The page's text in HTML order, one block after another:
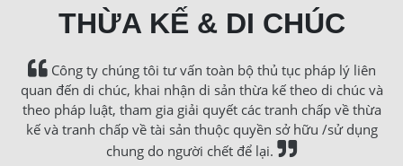
THỪA KẾ & DI CHÚC
Công ty chúng tôi tư vấn toàn bộ thủ tục pháp lý liên
quan đến di chúc, khai nhận di sản thừa kế theo di chúc và
theo pháp luật, tham gia giải quyết các tranh chấp về thừa
kế và tranh chấp về tài sản thuộc quyền sở hữu /sử dụng
chung do người chết để lại.